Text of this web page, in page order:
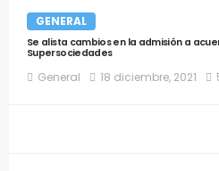
GENERAL
Se alista cambios en la admisión a
Supersociedades
General 18 diciembre, 2021